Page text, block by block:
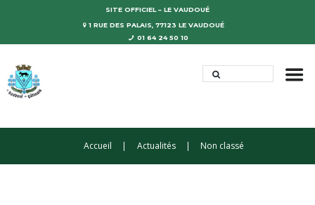
SITE OFFICIEL – LE VAUDOUÉ
1 RUE DES PALAIS, 77123 LE VAUDOUÉ
01 64 24 50 10
Accueil Actualités Non classé